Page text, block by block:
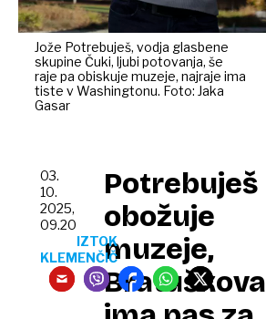
Jože Potrebuješ, vodja glasbene
skupine Čuki, ljubi potovanja, še
raje pa obiskuje muzeje, najraje ima
tiste v Washingtonu. Foto: Jaka
Gasar
Potrebuješ
obožuje
muzeje,
Bratuškova
03.
10.
2025,
09.20
IZTOK
KLEMENČIČ